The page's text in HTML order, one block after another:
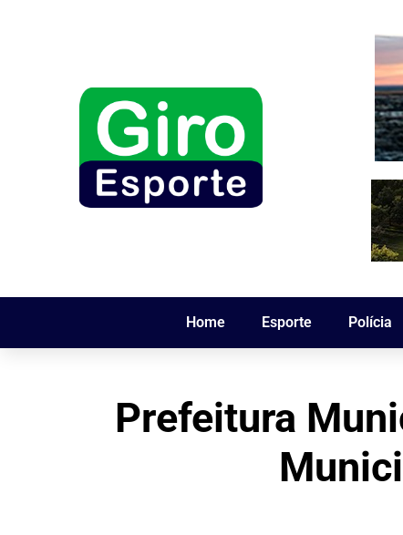
Home Esporte Polícia
Prefeitura